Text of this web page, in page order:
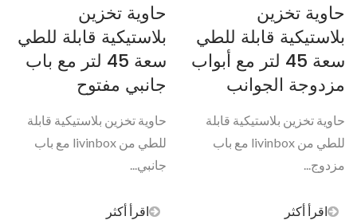
حاوية تخزين
بلاستيكية قابلة للطي
سعة 45 لتر مع أبواب
مزدوجة الجوانب
حاوية تخزين بلاستيكية قابلة
للطي من livinbox مع باب
مزدوج...
اقرأ أكثر
حاوية تخزين
بلاستيكية قابلة للطي
سعة 45 لتر مع باب
جانبي مفتوح
حاوية تخزين بلاستيكية قابلة
للطي من livinbox مع باب
جانبي...
اقرأ أكثر